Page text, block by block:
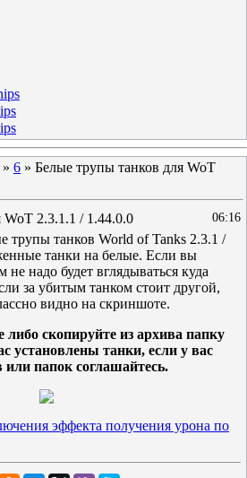
» 6 » Белые трупы танков для WoT
06:16
2.3.1.1 / 1.44.0.0
танков World of Tanks 2.3.1 /
танки на белые. Если вы
не надо будет вглядываться куда
за убитым танком стоит другой,
видно на скриншоте.
либо скопируйте из архива папку
установлены танки, если у вас
или папок соглашайтесь.
эффекта получения урона по